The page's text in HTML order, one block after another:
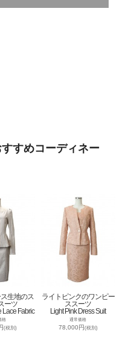
すめコーディネー
生地のス
ーツ
Lace Fabric
格
(税別)
ライトピンクのワンピー
ススーツ
Light Pink Dress Suit
通常価格
78,000円(税別)